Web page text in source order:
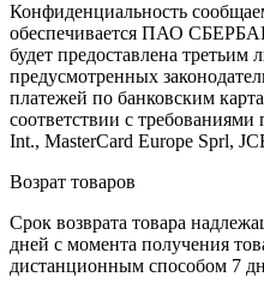
Конфиденциальность
обеспечивается ПАО
будет предоставлена третьим
предусмотренных
платежей по банковским
соответствии с
Int., MasterCard Europe Sprl,
Возрат товаров
Срок возврата товара
дней с момента получения
дистанционным способом 7